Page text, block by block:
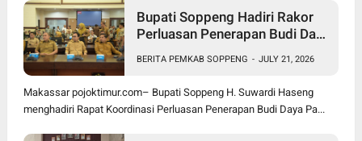
Bupati Soppeng Hadiri Rakor
Perluasan Penerapan Budi Daya
BERITA PEMKAB SOPPENG - JULY 21, 2026
Makassar pojoktimur.com– Bupati Soppeng H. Suwardi Haseng
menghadiri Rapat Koordinasi Perluasan Penerapan Budi Daya Pa...